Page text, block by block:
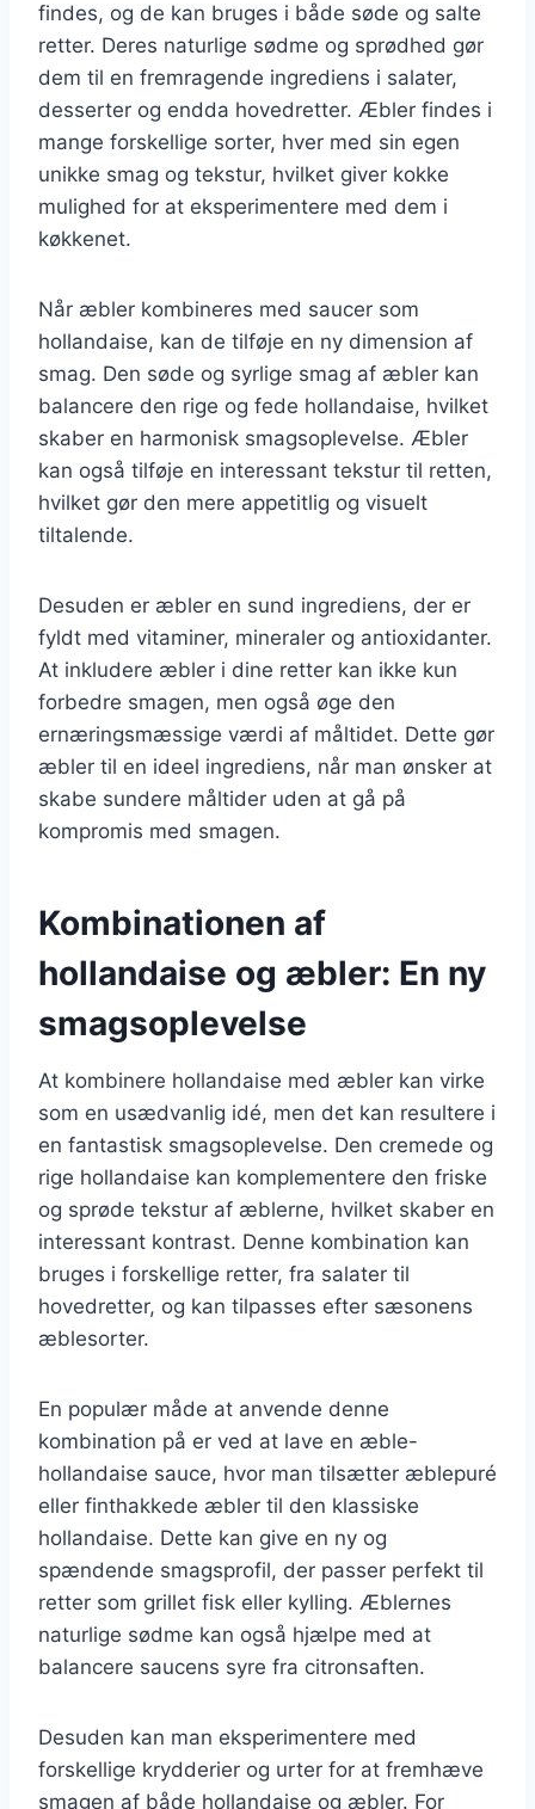
findes, og de kan bruges i både søde og salte
retter. Deres naturlige sødme og sprødhed gør
dem til en fremragende ingrediens i salater,
desserter og endda hovedretter. Æbler findes i
mange forskellige sorter, hver med sin egen
unikke smag og tekstur, hvilket giver kokke
mulighed for at eksperimentere med dem i
køkkenet.
Når æbler kombineres med saucer som
hollandaise, kan de tilføje en ny dimension af
smag. Den søde og syrlige smag af æbler kan
balancere den rige og fede hollandaise, hvilket
skaber en harmonisk smagsoplevelse. Æbler
kan også tilføje en interessant tekstur til retten,
hvilket gør den mere appetitlig og visuelt
tiltalende.
Desuden er æbler en sund ingrediens, der er
fyldt med vitaminer, mineraler og antioxidanter.
At inkludere æbler i dine retter kan ikke kun
forbedre smagen, men også øge den
ernæringsmæssige værdi af måltidet. Dette gør
æbler til en ideel ingrediens, når man ønsker at
skabe sundere måltider uden at gå på
kompromis med smagen.
Kombinationen af
hollandaise og æbler: En ny
smagsoplevelse
At kombinere hollandaise med æbler kan virke
som en usædvanlig idé, men det kan resultere i
en fantastisk smagsoplevelse. Den cremede og
rige hollandaise kan komplementere den friske
og sprøde tekstur af æblerne, hvilket skaber en
interessant kontrast. Denne kombination kan
bruges i forskellige retter, fra salater til
hovedretter, og kan tilpasses efter sæsonens
æblesorter.
En populær måde at anvende denne
kombination på er ved at lave en æble-
hollandaise sauce, hvor man tilsætter æblepuré
eller finthakkede æbler til den klassiske
hollandaise. Dette kan give en ny og
spændende smagsprofil, der passer perfekt til
retter som grillet fisk eller kylling. Æblernes
naturlige sødme kan også hjælpe med at
balancere saucens syre fra citronsaften.
Desuden kan man eksperimentere med
forskellige krydderier og urter for at fremhæve
smagen af både hollandaise og æbler. For